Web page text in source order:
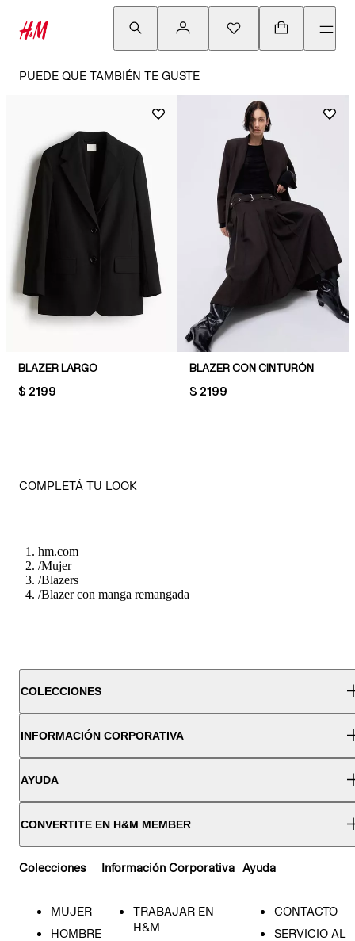
PUEDE QUE TAMBIÉN TE GUSTE
BLAZER LARGO
PRICE:
$ 2199
BLAZER CON CINTURÓN
PRICE:
$ 2199
COMPLETÁ TU LOOK
hm.com
/Mujer
/Blazers
/Blazer con manga remangada
COLECCIONES
INFORMACIÓN CORPORATIVA
AYUDA
CONVERTITE EN H&M MEMBER
Colecciones
MUJER
HOMBRE
Información Corporativa
TRABAJAR EN
H&M
Ayuda
CONTACTO
SERVICIO AL